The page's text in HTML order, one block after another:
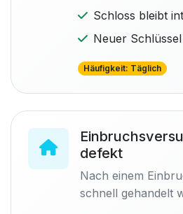
Schloss bleibt
Neuer
Häufigkeit: Täglich
defekt
Nach einem
schnell gehandelt